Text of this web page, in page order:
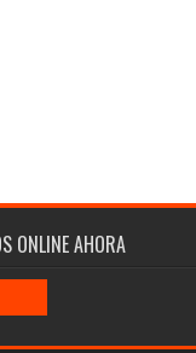
ONLINE AHORA